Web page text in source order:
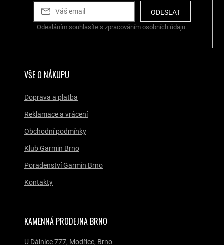
ODESLAT
Odesláním souhlasíte s zpracováním osobních údajů.
KAMENNÁ PRODEJNA BRNO
U Dálnice 777, Modřice, Brno
VŠE O NÁKUPU
Doprava a platba
Reklamace a vrácení
Obchodní podmínky
Klub Garmin Brno
Poradenství Garmin Brno
Kontakty